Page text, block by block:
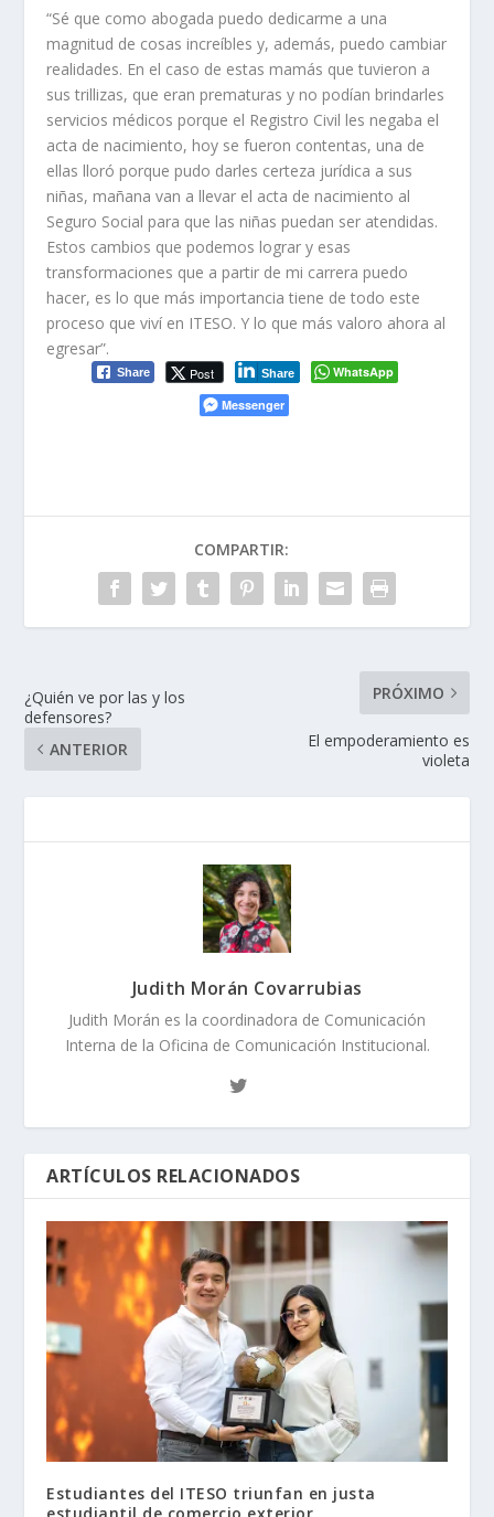
“Sé que como abogada puedo dedicarme a una
magnitud de cosas increíbles y, además, puedo cambiar
realidades. En el caso de estas mamás que tuvieron a
sus trillizas, que eran prematuras y no podían brindarles
servicios médicos porque el Registro Civil les negaba el
acta de nacimiento, hoy se fueron contentas, una de
ellas lloró porque pudo darles certeza jurídica a sus
niñas, mañana van a llevar el acta de nacimiento al
Seguro Social para que las niñas puedan ser atendidas.
Estos cambios que podemos lograr y esas
transformaciones que a partir de mi carrera puedo
hacer, es lo que más importancia tiene de todo este
proceso que viví en ITESO. Y lo que más valoro ahora al
egresar”.
Share Post Share
WhatsApp
Messenger
COMPARTIR:
¿Quién ve por las y los
defensores?
ANTERIOR
PRÓXIMO
El empoderamiento es
violeta
Judith Morán Covarrubias
Judith Morán es la coordinadora de Comunicación
Interna de la Oficina de Comunicación Institucional.
ARTÍCULOS RELACIONADOS
Estudiantes del ITESO triunfan en justa